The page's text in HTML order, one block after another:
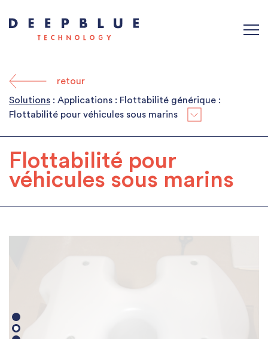
Solutions : Applications : Flottabilité générique :
Flottabilité pour véhicules sous marins
retour
Flottabilité pour
véhicules sous marins